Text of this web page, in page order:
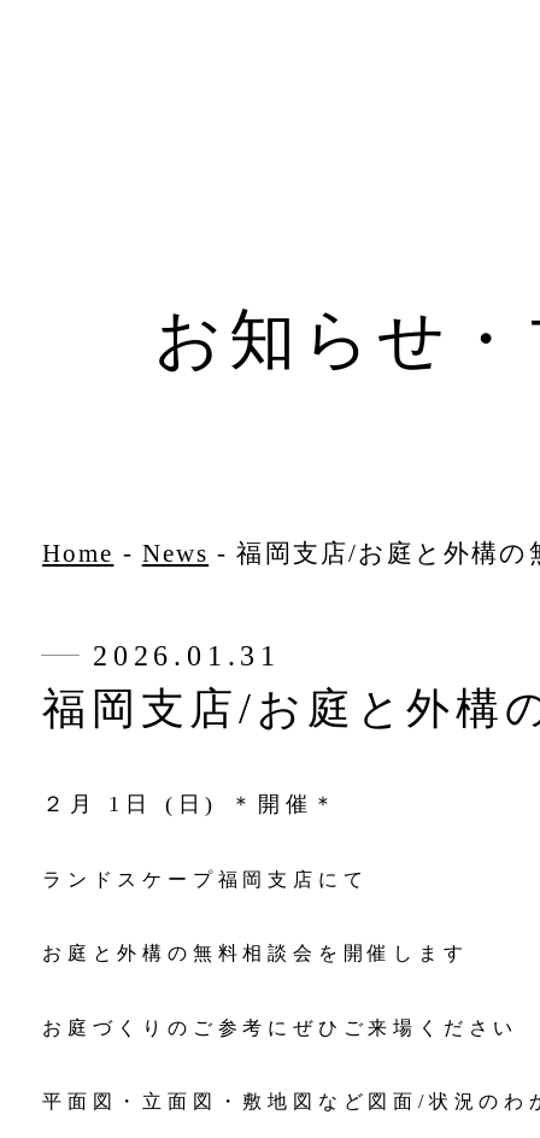
お知らせ
Home - News -福岡支店/お庭と外構の
2026.01.31
福岡支店/お庭と外構
２月 1日 (日) ＊開催＊
ランドスケープ福岡支店にて
お庭と外構の無料相談会を開催します
お庭づくりのご参考にぜひご来場ください
平面図・立面図・敷地図など図面/状況の